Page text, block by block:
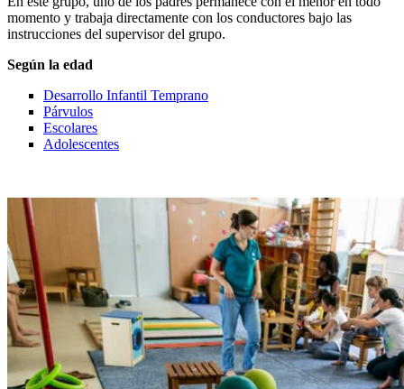
momento y trabaja directamente con los conductores bajo las
instrucciones del supervisor del grupo.
Según la edad
Desarrollo Infantil Temprano
Párvulos
Escolares
Adolescentes